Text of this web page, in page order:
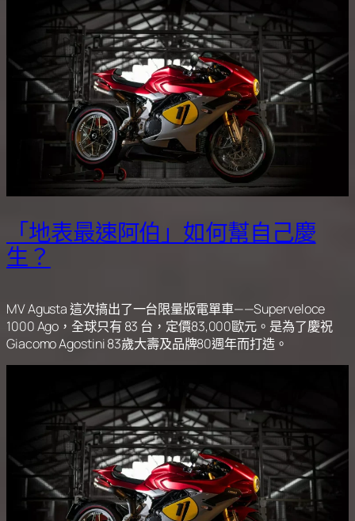
「地表最速阿伯」如何幫自己慶
生？
MV Agusta 這次搞出了一台限量版電單車——Superveloce
1000 Ago，全球只有 83 台，定價83,000歐元。是為了慶祝
Giacomo Agostini 83歲大壽及品牌80週年而打造。